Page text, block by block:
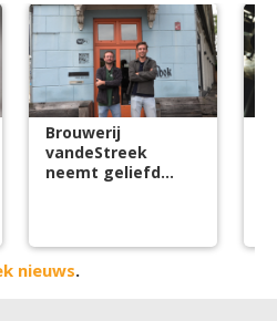
Brouwerij
vandeStreek
neemt geliefd
nieuws.